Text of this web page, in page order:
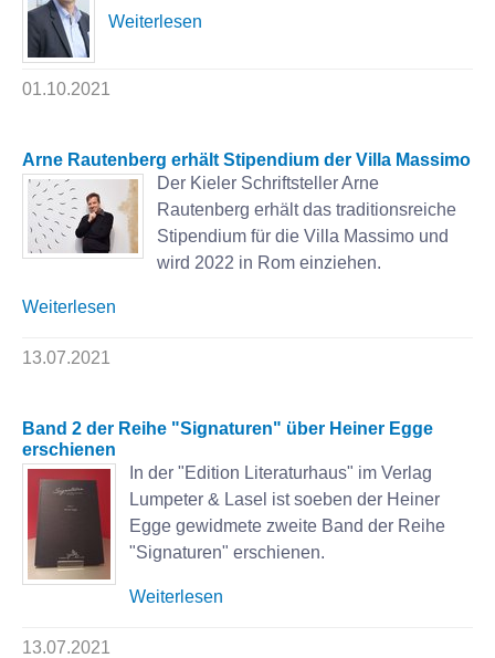
Weiterlesen
01.10.2021
Arne Rautenberg erhält Stipendium der Villa Massimo
Der Kieler Schriftsteller Arne
Rautenberg erhält das traditionsreiche
Stipendium für die Villa Massimo und
wird 2022 in Rom einziehen.
Weiterlesen
13.07.2021
Band 2 der Reihe "Signaturen" über Heiner Egge
erschienen
In der "Edition Literaturhaus" im Verlag
Lumpeter & Lasel ist soeben der Heiner
Egge gewidmete zweite Band der Reihe
"Signaturen" erschienen.
Weiterlesen
13.07.2021